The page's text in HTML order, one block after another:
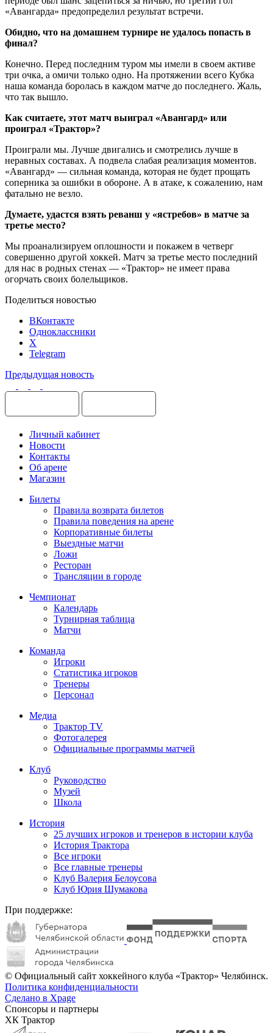
«Авангарда» предопределил результат встречи.
Обидно, что на домашнем турнире не удалось попасть в
финал?
Конечно. Перед последним туром мы имели в своем активе
три очка, а омичи только одно. На протяжении всего Кубка
наша команда боролась в каждом матче до последнего. Жаль,
что так вышло.
Как считаете, этот матч выиграл «Авангард» или
проиграл «Трактор»?
Проиграли мы. Лучше двигались и смотрелись лучше в
неравных составах. А подвела слабая реализация моментов.
«Авангард» — сильная команда, которая не будет прощать
соперника за ошибки в обороне. А в атаке, к сожалению, нам
фатально не везло.
Думаете, удастся взять реванш у «ястребов» в матче за
третье место?
Мы проанализируем оплошности и покажем в четверг
совершенно другой хоккей. Матч за третье место последний
для нас в родных стенах — «Трактор» не имеет права
огорчать своих болельщиков.
Поделиться новостью
ВКонтакте
Одноклассники
X
Telegram
Предыдущая новость
Личный кабинет
Новости
Контакты
Об арене
Магазин
Билеты
Правила возврата билетов
Правила поведения на арене
Корпоративные билеты
Выездные матчи
Ложи
Ресторан
Трансляции в городе
Чемпионат
Календарь
Турнирная таблица
Матчи
Команда
Игроки
Статистика игроков
Тренеры
Персонал
Медиа
Трактор TV
Фотогалерея
Официальные программы матчей
Клуб
Руководство
Музей
Школа
История
25 лучших игроков и тренеров в истории клуба
История Трактора
Все игроки
Все главные тренеры
Клуб Валерия Белоусова
Клуб Юрия Шумакова
При поддержке:
© Официальный сайт хоккейного клуба «Трактор» Челябинск.
Политика конфиденциальности
Сделано в Xpage
Спонсоры и партнеры
ХК Трактор